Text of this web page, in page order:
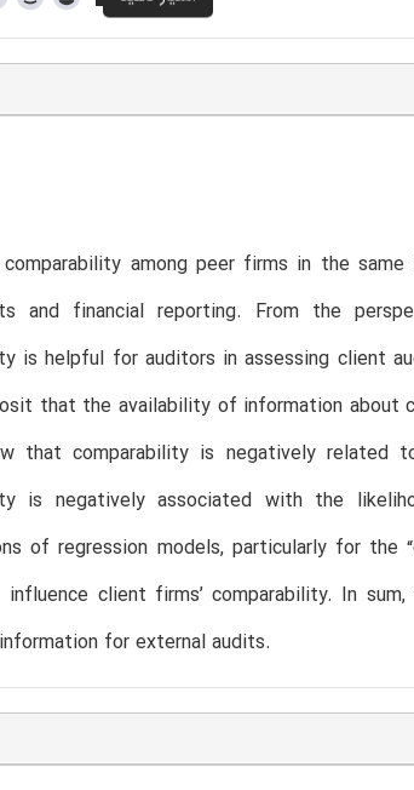
comparability among peer firms in the
and financial reporting. From the
is helpful for auditors in assessing client
that the availability of information about
that comparability is negatively related
is negatively associated with the
of regression models, particularly for the
client firms’ comparability. In
for external audits.